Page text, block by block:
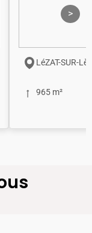
LéZAT-SUR-
965 m²
>